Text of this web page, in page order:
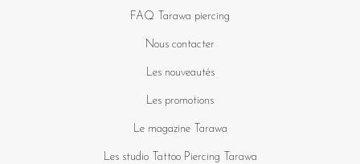
FAQ Tarawa piercing
Nous contacter
Les nouveautés
Les promotions
Le magazine Tarawa
Les studio Tattoo Piercing Tarawa